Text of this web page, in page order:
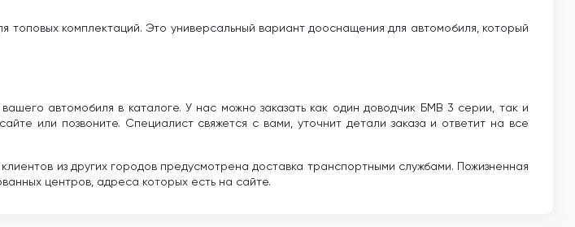
комплектаций. Это универсальный вариант дооснащения для автомобиля, который
автомобиля в каталоге. У нас можно заказать как один доводчик БМВ 3 серии, так и
или позвоните. Специалист свяжется с вами, уточнит детали заказа и ответит на все
из других городов предусмотрена доставка транспортными службами. Пожизненная
центров, адреса которых есть на сайте.